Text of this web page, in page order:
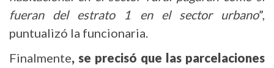
fueran del estrato 1 en el sector urbano”,
puntualizó la funcionaria.
Finalmente, se precisó que las parcelaciones